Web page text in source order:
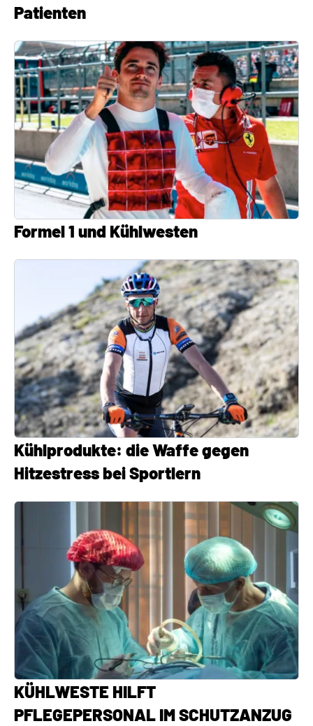
Patienten
Formel 1 und Kühlwesten
Kühlprodukte: die Waffe gegen
Hitzestress bei Sportlern
KÜHLWESTE HILFT
PFLEGEPERSONAL IM SCHUTZANZUG